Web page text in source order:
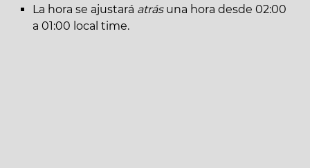
La hora se ajustará atrásuna hora desde 02:00
a 01:00 local time.